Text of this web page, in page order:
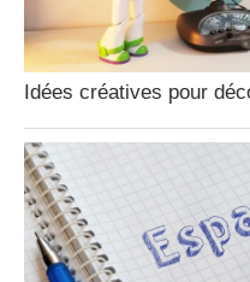
Idées créatives pour